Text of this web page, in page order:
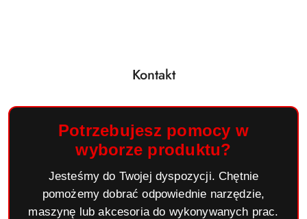
Kontakt
Potrzebujesz pomocy w
wyborze produktu?
Jesteśmy do Twojej dyspozycji. Chętnie
pomożemy dobrać odpowiednie narzędzie,
maszynę lub akcesoria do wykonywanych prac.